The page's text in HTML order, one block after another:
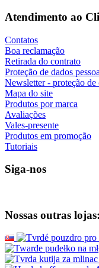
Atendimento ao
Contatos
Boa reclamação
Retirada do contrato
Proteção de dados
Newsletter - proteção de
Mapa do site
Produtos por marca
Avaliações
Vales-presente
Produtos em promoção
Tutoriais
Siga-nos
Nossas outras lojas: